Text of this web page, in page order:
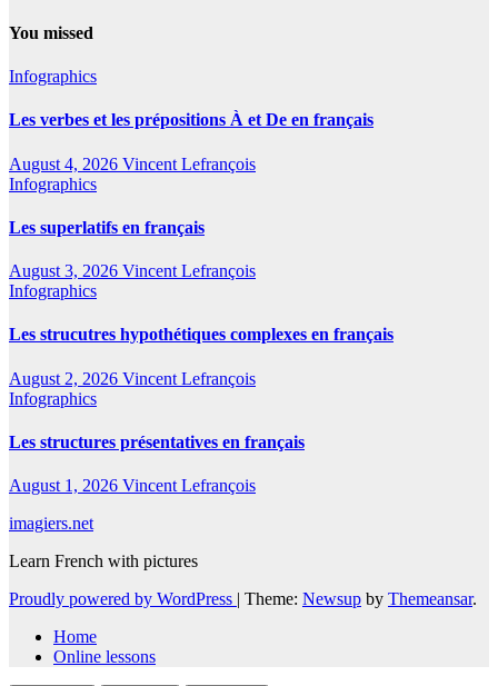
You missed
Infographics
Les verbes et les prépositions À et De en français
August 4, 2026 Vincent Lefrançois
Infographics
Les superlatifs en français
August 3, 2026 Vincent Lefrançois
Infographics
Les strucutres hypothétiques complexes en français
August 2, 2026 Vincent Lefrançois
Infographics
Les structures présentatives en français
August 1, 2026 Vincent Lefrançois
imagiers.net
Learn French with pictures
Proudly powered by WordPress | Theme: Newsup by Themeansar.
Home
Online lessons